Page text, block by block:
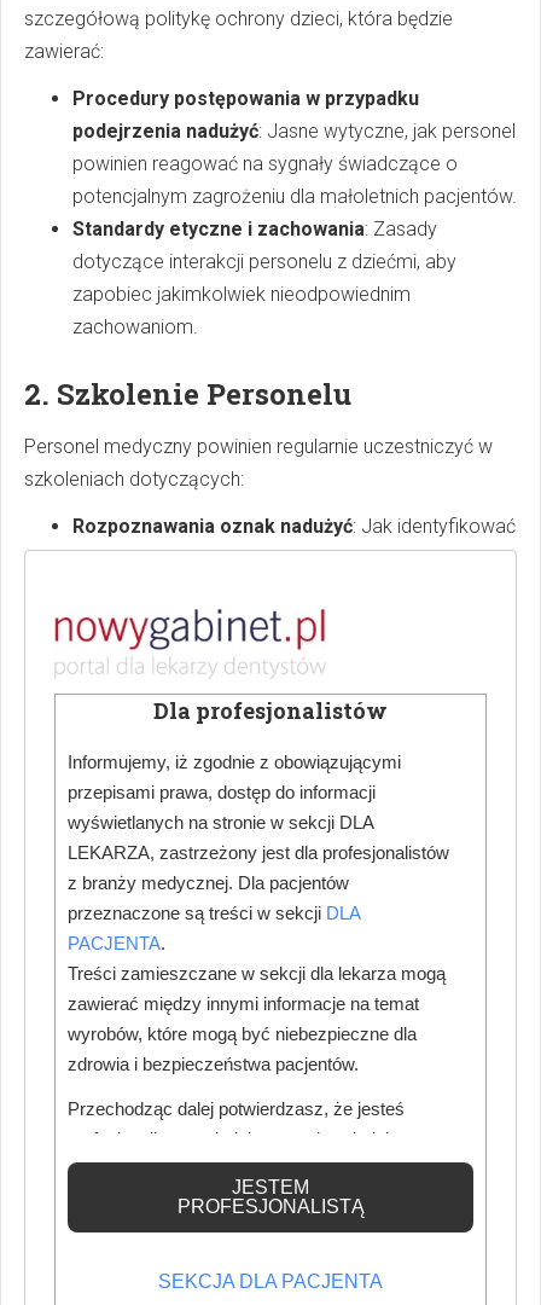
szczegółową politykę ochrony dzieci, która będzie
zawierać:
Procedury postępowania w przypadku
podejrzenia nadużyć: Jasne wytyczne, jak personel
powinien reagować na sygnały świadczące o
potencjalnym zagrożeniu dla małoletnich pacjentów.
Standardy etyczne i zachowania: Zasady
dotyczące interakcji personelu z dziećmi, aby
zapobiec jakimkolwiek nieodpowiednim
zachowaniom.
2. Szkolenie Personelu
Personel medyczny powinien regularnie uczestniczyć w
szkoleniach dotyczących:
Rozpoznawania oznak nadużyć: Jak identyfikować
reagować na zgłoszenia lub podejrzenia nadużyć
oraz jak przeprowadzać rozmowy z dziećmi w
takich sytuacjach.
3. Procedury Bezpieczeństwa i
Monitoringu
Wprowadzenie środków bezpieczeństwa, takich jak:
Monitorowanie interakcji
dotyczących obecności dorosłych podczas wizyt
dzieci (np. obecność drugiego pracownika lub
rodzica podczas badania).
Dokumentowanie wizyt: Prowadzenie dokładnej
dokumentacji medycznej i rejestrowanie wszelkich
4. Współpraca z Instytucjami
Zewnętrznymi
współpracy z lokalnymi instytucjami, takimi jak:
Dla profesjonalistów
Informujemy, iż zgodnie z obowiązującymi
przepisami prawa, dostęp do informacji
wyświetlanych na stronie w sekcji DLA
LEKARZA, zastrzeżony jest dla profesjonalistów
z branży medycznej. Dla pacjentów
przeznaczone są treści w sekcji DLA
PACJENTA.
Treści zamieszczane w sekcji dla lekarza mogą
zawierać między innymi informacje na temat
wyrobów, które mogą być niebezpieczne dla
zdrowia i bezpieczeństwa pacjentów.
Przechodząc dalej potwierdzasz, że jesteś
profesjonalistą posiadającym odpowiednią
wiedzę medyczną.
JESTEM
PROFESJONALISTĄ
SEKCJA DLA PACJENTA